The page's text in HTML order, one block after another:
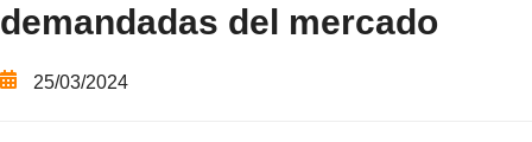
demandadas del mercado
25/03/2024